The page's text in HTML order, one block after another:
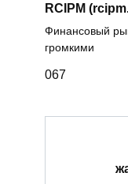
RCIPM
Финансовый
громкими
067